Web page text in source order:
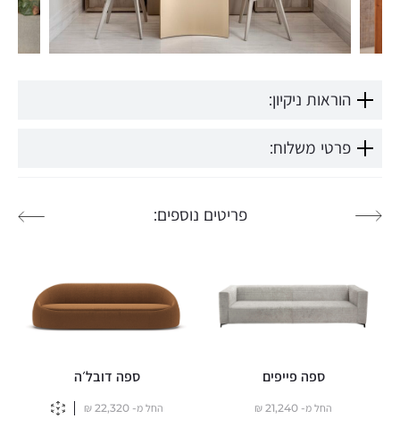
הוראות ניקיון:
פרטי משלוח:
פריטים נוספים:
ספה פייפים
החל מ- 21,240
₪
ספה דובל׳ה
החל מ-22,320
₪